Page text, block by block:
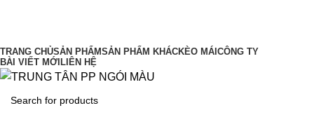
TRANG CHỦSẢN PHẨMSẢN PHẨM KHÁCKÈO MÁI CÔNG TY
BÀI VIẾT MỚI LIÊN HỆ